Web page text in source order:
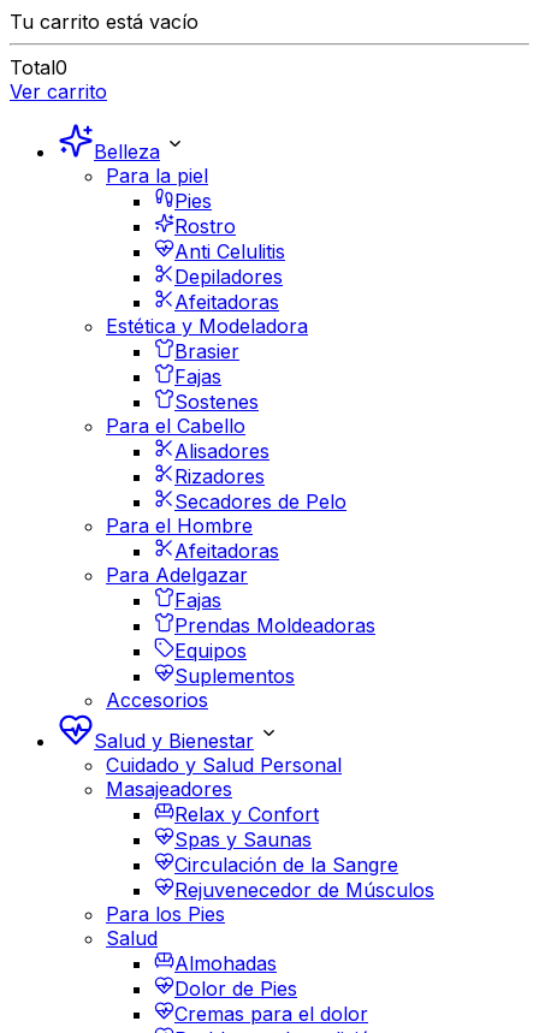
Tu carrito está vacío
Total0
Ver carrito
Belleza
Para la piel
Pies
Rostro
Anti Celulitis
Depiladores
Afeitadoras
Estética y Modeladora
Brasier
Fajas
Sostenes
Para el Cabello
Alisadores
Rizadores
Secadores de Pelo
Para el Hombre
Afeitadoras
Para Adelgazar
Fajas
Prendas Moldeadoras
Equipos
Suplementos
Accesorios
Salud y Bienestar
Cuidado y Salud Personal
Masajeadores
Relax y Confort
Spas y Saunas
Circulación de la Sangre
Rejuvenecedor de Músculos
Para los Pies
Salud
Almohadas
Dolor de Pies
Cremas para el dolor